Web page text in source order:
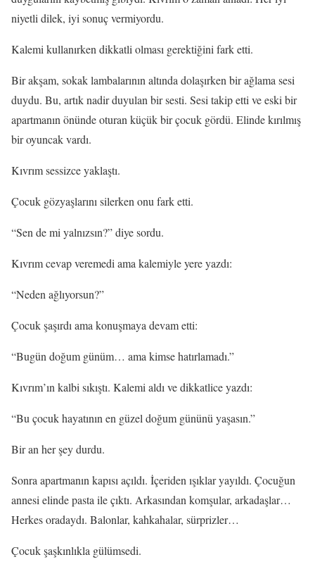
niyetli dilek, iyi sonuç vermiyordu.
Kalemi kullanırken dikkatli olması gerektiğini fark etti.
Bir akşam, sokak lambalarının altında dolaşırken bir ağlama sesi
duydu. Bu, artık nadir duyulan bir sesti. Sesi takip etti ve eski bir
apartmanın önünde oturan küçük bir çocuk gördü. Elinde kırılmış
bir oyuncak vardı.
Kıvrım sessizce yaklaştı.
Çocuk gözyaşlarını silerken onu fark etti.
“Sen de mi yalnızsın?” diye sordu.
Kıvrım cevap veremedi ama kalemiyle yere yazdı:
“Neden ağlıyorsun?”
Çocuk şaşırdı ama konuşmaya devam etti:
“Bugün doğum günüm… ama kimse hatırlamadı.”
Kıvrım’ın kalbi sıkıştı. Kalemi aldı ve dikkatlice yazdı:
“Bu çocuk hayatının en güzel doğum gününü yaşasın.”
Bir an her şey durdu.
Sonra apartmanın kapısı açıldı. İçeriden ışıklar yayıldı. Çocuğun
annesi elinde pasta ile çıktı. Arkasından komşular, arkadaşlar…
Herkes oradaydı. Balonlar, kahkahalar, sürprizler…
Çocuk şaşkınlıkla gülümsedi.